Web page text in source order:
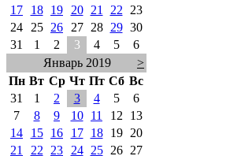
17
18 19 20 21 22
23
24
25 26 27 28 29 30
31
1 2 3 4 5
6
Январь 2019
>
Пн Вт Ср Чт Пт Сб Вс
31
1 2 3 4 5
6
7
8 9 10 11 12
13
14
15 16 17 18 19
20
21
22 23 24 25 26
27